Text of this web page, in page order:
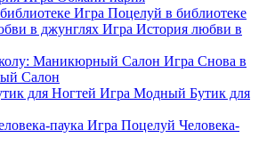
Игра Поцелуй в библиотеке
Игра История любви в
Игра Снова в
Салон
Игра Модный Бутик для
Игра Поцелуй Человека-